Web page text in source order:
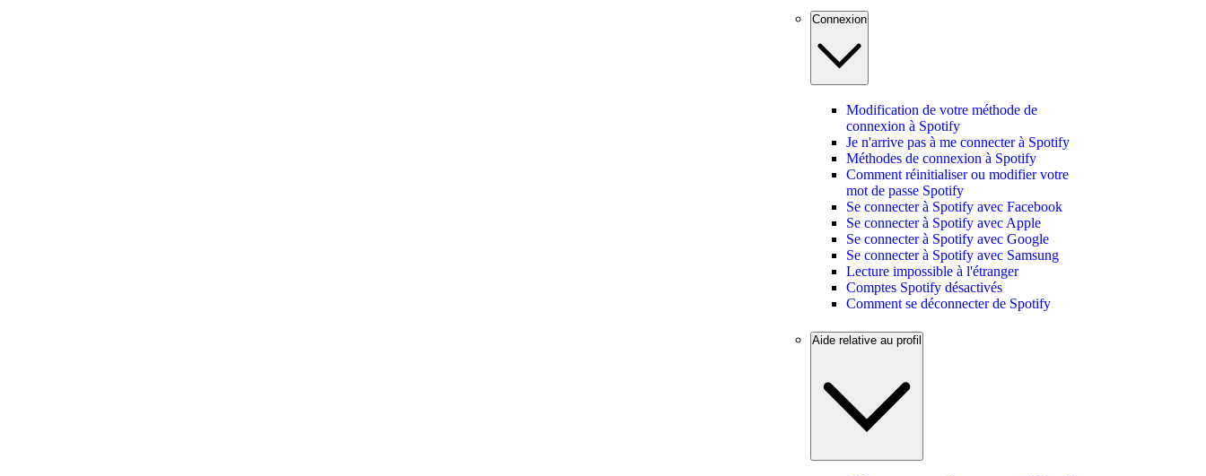
Connexion
Modification de votre méthode de
connexion à Spotify
Je n'arrive pas à me connecter à Spotify
Méthodes de connexion à Spotify
Comment réinitialiser ou modifier votre
mot de passe Spotify
Se connecter à Spotify avec Facebook
Se connecter à Spotify avec Apple
Se connecter à Spotify avec Google
Se connecter à Spotify avec Samsung
Lecture impossible à l'étranger
Comptes Spotify désactivés
Comment se déconnecter de Spotify
Aide relative au profil